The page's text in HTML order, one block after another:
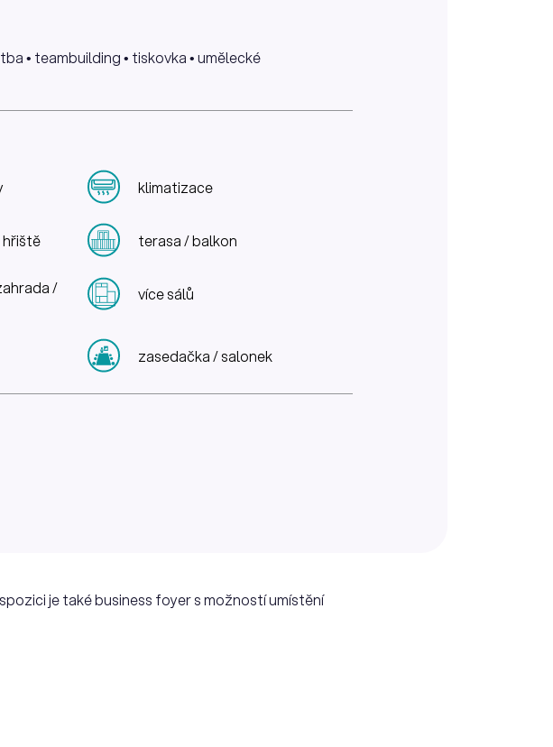
• teambuilding • tiskovka • umělecké
klimatizace
terasa / balkon
/
více sálů
zasedačka / salonek
je také business foyer s možností umístění